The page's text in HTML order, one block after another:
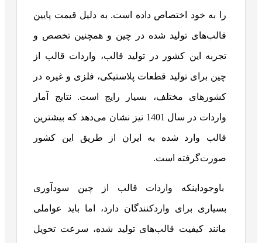
را به خود اختصاص داده است. به دلیل قیمت پایین
قالب‌های تولید شده در چین و همچنین تخصص و
تجربه این کشور در تولید قالب، واردات قالب از
چین برای تولید قطعات پلاستیکی، فلزی و غیره در
کشورهای مختلف، بسیار رایج است. نتایج آمار
واردات در سال 1401 نیز نشان می‌دهد که بیشترین
قالب وارد شده به ایران از طریق این کشور
صورت‌گرفته است.
باوجوداینکه واردات قالب از چین سودآوری
بسیاری برای واردکنندگان دارد، اما باید عواملی
مانند کیفیت قالب‌های تولید شده، سرعت تحویل